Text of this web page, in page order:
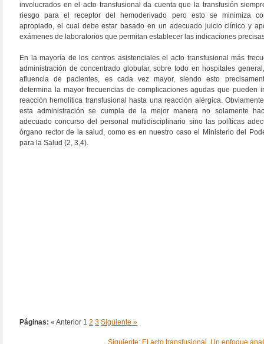
involucrados en el acto transfusional da cuenta que la transfusión
riesgo para el receptor del hemoderivado pero esto se minimiza
apropiado, el cual debe estar basado en un adecuado juicio clínico y
exámenes de laboratorios que permitan establecer las indicaciones
En la mayoría de los centros asistenciales el acto transfusional más
administración de concentrado globular, sobre todo en hospitales
afluencia de pacientes, es cada vez mayor, siendo esto
determina la mayor frecuencias de complicaciones agudas que pueden
reacción hemolítica transfusional hasta una reacción alérgica.
esta administración se cumpla de la mejor manera no solamente
adecuado concurso del personal multidisciplinario sino las políticas
órgano rector de la salud, como es en nuestro caso el Ministerio del
para la Salud (2, 3,4).
Páginas: « Anterior 1 2 3 Siguiente »
Siguiente: El acto transfusional. Un enfoque